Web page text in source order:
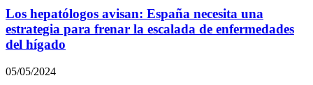
Los hepatólogos avisan: España necesita una
estrategia para frenar la escalada de enfermedades
del hígado
05/05/2024